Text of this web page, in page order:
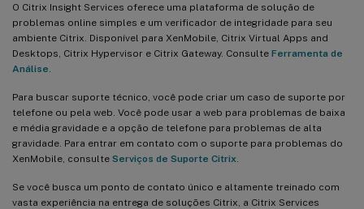
O Citrix Insight Services oferece uma plataforma de solução de
problemas online simples e um verificador de integridade para seu
ambiente Citrix. Disponível para XenMobile, Citrix Virtual Apps and
Desktops, Citrix Hypervisor e Citrix Gateway. Consulte Ferramenta de
Análise
Para buscar suporte técnico, você pode criar um caso de suporte por
telefone ou pela web. Você pode usar a web para problemas de baixa
e média gravidade e a opção de telefone para problemas de alta
gravidade. Para entrar em contato com o suporte para problemas do
XenMobile, consulte Serviços de Suporte Citrix
Se você busca um ponto de contato único e altamente treinado com
vasta experiência na entrega de soluções Citrix, a Citrix Services